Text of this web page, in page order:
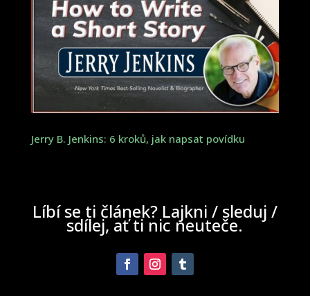
Jerry B. Jenkins: 6 kroků, jak napsat povídku
Líbí se ti článek? Lajkni / sleduj /
sdílej, ať ti nic neuteče.